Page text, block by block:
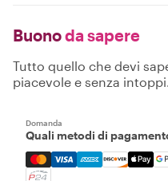
Buonoda sapere
Tutto quello che devi
piacevole e senza intoppi.
Domanda
Quali metodi di
Mastercard, Visa,